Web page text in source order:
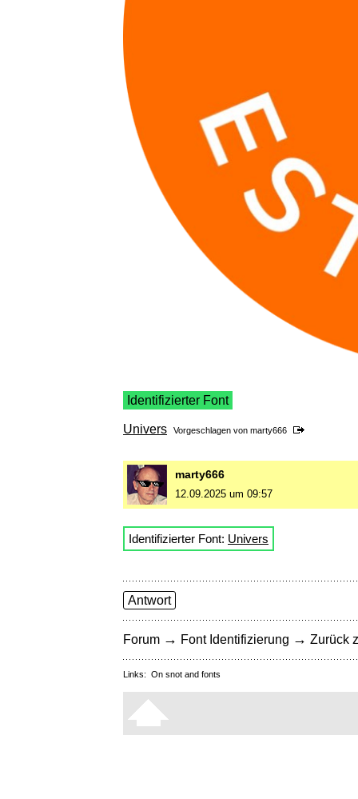
Identifizierter Font
Univers Vorgeschlagen von marty666
marty666
12.09.2025 um 09:57
Identifizierter Font: Univers
Antwort
Forum → Font Identifizierung → Zurück
Links: On snot and fonts